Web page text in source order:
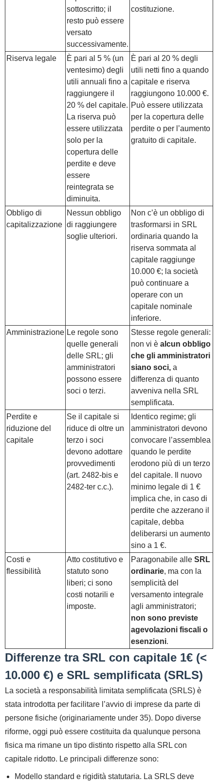
sottoscritto; il
resto può essere
versato
successivamente.
costituzione.
Riserva legale
È pari al 5 % (un
ventesimo) degli
utili annuali fino a
raggiungere il
20 % del capitale.
La riserva può
essere utilizzata
solo per la
copertura delle
perdite e deve
essere
reintegrata se
diminuita.
È pari al 20 % degli
utili netti fino a quando
capitale e riserva
raggiungono 10.000 €.
Può essere utilizzata
per la copertura delle
perdite o per l’aumento
gratuito di capitale.
Obbligo di
capitalizzazione
Nessun obbligo
di raggiungere
soglie ulteriori.
Non c’è un obbligo di
trasformarsi in SRL
ordinaria quando la
riserva sommata al
capitale raggiunge
10.000 €; la società
può continuare a
operare con un
capitale nominale
inferiore.
Amministrazione Le regole sono
quelle generali
delle SRL; gli
amministratori
possono essere
soci o terzi.
Stesse regole generali:
non vi è alcun obbligo
che gli amministratori
siano soci, a
differenza di quanto
avveniva nella SRL
semplificata.
Perdite e
riduzione del
capitale
Se il capitale si
riduce di oltre un
terzo i soci
devono adottare
provvedimenti
(art. 2482‑bis e
2482‑ter c.c.).
Identico regime; gli
amministratori devono
convocare l’assemblea
quando le perdite
erodono più di un terzo
del capitale. Il nuovo
minimo legale di 1 €
implica che, in caso di
perdite che azzerano il
capitale, debba
deliberarsi un aumento
sino a 1 €.
Costi e
flessibilità
Atto costitutivo e
statuto sono
liberi; ci sono
costi notarili e
imposte.
Paragonabile alle SRL
ordinarie, ma con la
semplicità del
versamento integrale
agli amministratori;
non sono previste
agevolazioni fiscali o
esenzioni.
Differenze tra SRL con capitale 1€ (<
10.000 €) e SRL semplificata (SRLS)
La società a responsabilità limitata semplificata (SRLS) è
stata introdotta per facilitare l’avvio di imprese da parte di
persone fisiche (originariamente under 35). Dopo diverse
riforme, oggi può essere costituita da qualunque persona
fisica ma rimane un tipo distinto rispetto alla SRL con
capitale ridotto. Le principali differenze sono:
Modello standard e rigidità statutaria. La SRLS deve